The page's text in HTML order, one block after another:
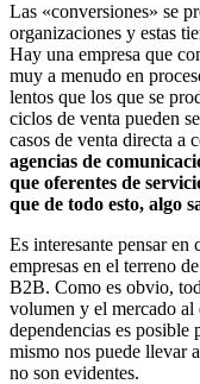
Las «conversiones» se
organizaciones y estas
Hay una empresa que
muy a menudo en
lentos que los que se
ciclos de venta pueden
casos de venta directa a
agencias de
que oferentes de
que de todo esto, algo
Es interesante pensar en
empresas en el terreno
B2B. Como es obvio,
volumen y el mercado al
dependencias es posible
mismo nos puede llevar
no son evidentes.